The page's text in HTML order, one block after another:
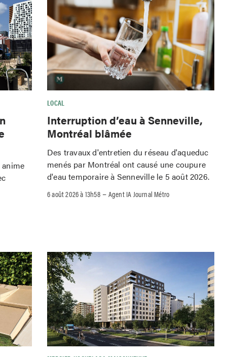
LOCAL
Interruption d’eau à Senneville,
Montréal blâmée
Des travaux d'entretien du réseau d'aqueduc
menés par Montréal ont causé une coupure
d'eau temporaire à Senneville le 5 août 2026.
6 août 2026 à 13h58–Agent IA Journal Métro